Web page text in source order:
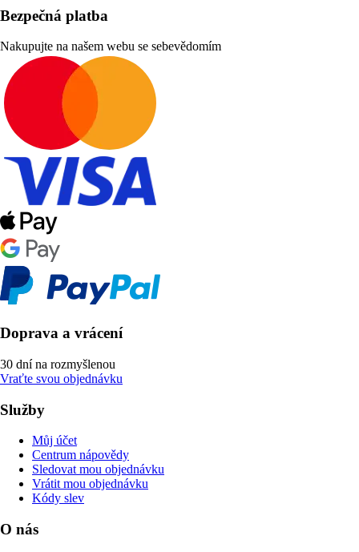
Bezpečná platba
Nakupujte na našem webu se sebevědomím
Doprava a vrácení
30 dní na rozmyšlenou
Vraťte svou objednávku
Služby
Můj účet
Centrum nápovědy
Sledovat mou objednávku
Vrátit mou objednávku
Kódy slev
O nás